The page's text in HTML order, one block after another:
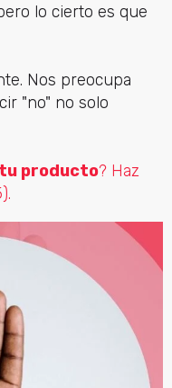
lo cierto es que
Nos preocupa
"no" no solo
producto? Haz